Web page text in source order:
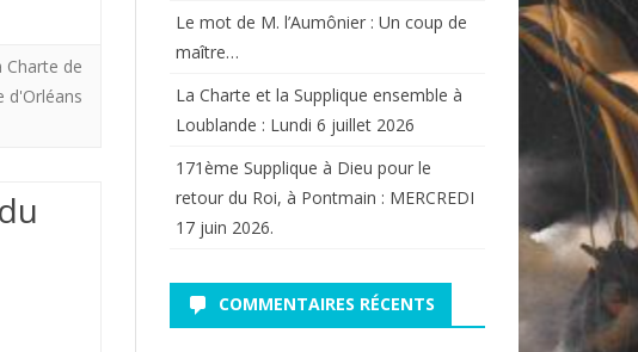
Charte de
d'Orléans
Le mot de M. l’Aumônier : Un coup de
maître…
La Charte et la Supplique ensemble à
Loublande : Lundi 6 juillet 2026
171ème Supplique à Dieu pour le
retour du Roi, à Pontmain : MERCREDI
17 juin 2026.
COMMENTAIRES RÉCENTS